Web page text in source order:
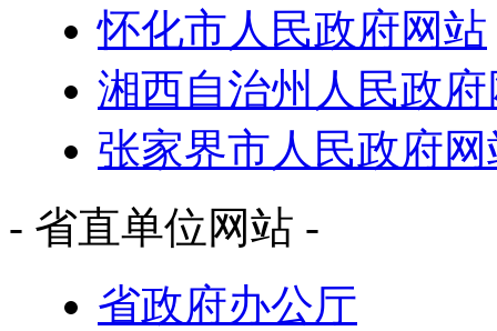
怀化市人民政府网站
湘西自治州人民政
张家界市人民政府网
- 省直单位网站 -
省政府办公厅